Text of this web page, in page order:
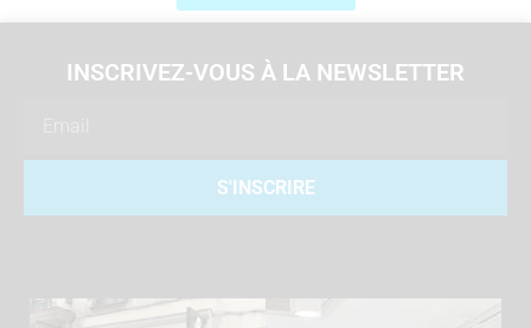
INSCRIVEZ-VOUS À LA NEWSLETTER
S'INSCRIRE